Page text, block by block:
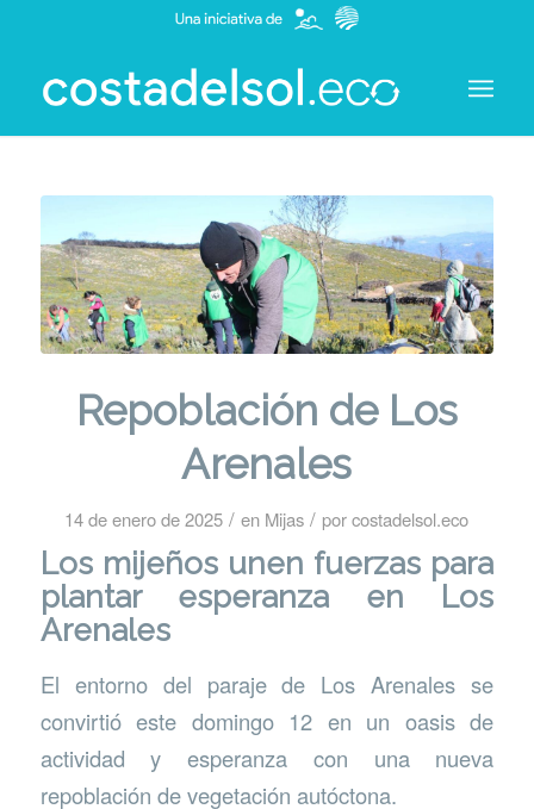
Repoblación de Los
Arenales
14 de enero de 2025 / en Mijas / porcostadelsol.eco
Los mijeños unen fuerzas para
plantar esperanza en Los
Arenales
El entorno del paraje de Los Arenales se
convirtió este domingo 12 en un oasis de
actividad y esperanza con una nueva
repoblación de vegetación autóctona.